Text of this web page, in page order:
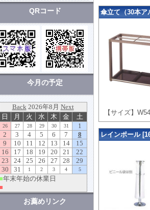
傘立て（30本ア
【サイズ】
レインポール
QRコード
今月の予定
お薦めリンク